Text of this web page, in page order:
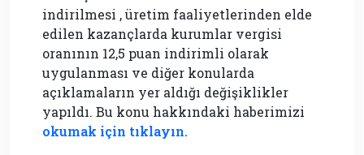
indirilmesi , üretim faaliyetlerinden elde
edilen kazançlarda kurumlar vergisi
oranının 12,5 puan indirimli olarak
uygulanması ve diğer konularda
açıklamaların yer aldığı değişiklikler
yapıldı. Bu konu hakkındaki haberimizi
okumak için tıklayın.